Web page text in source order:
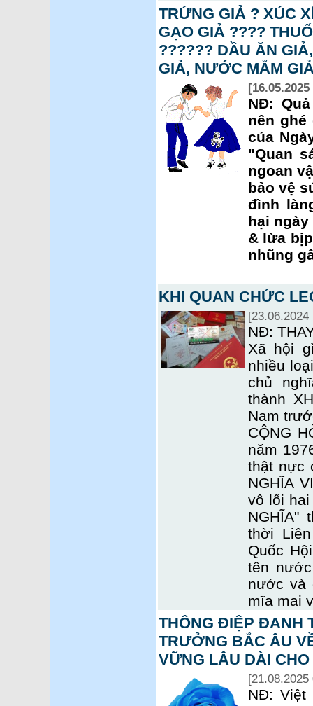
TRỨNG GIẢ ? XÚC
GẠO GIẢ ????
?????? DẦU ĂN
GIẢ, NƯỚC MẮM
[16.05.2025
NĐ:
nên ghé
của
"Quan
ngoan
bảo vệ
đình
hại
& lừa
nhũng
KHI QUAN CHỨC
[23.06.2024
NĐ:
Xã hội
nhiều
chủ
thành
Nam
CỘNG
năm
thật nực
NGHĨA
vô lối
NGHĨA"
thời
Quốc
tên
nước và
mĩa mai
THÔNG ĐIỆP ĐANH
TRƯỞNG BẮC ÂU
VỮNG LÂU DÀI
[21.08.2025
NĐ: Việt